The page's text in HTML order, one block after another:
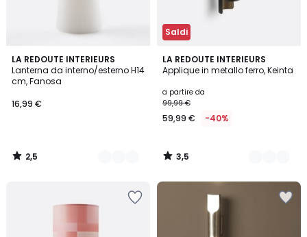
LA REDOUTE INTERIEURS
Lanterna da interno/esterno H14
cm, Fanosa
16,99 €
2,5
/ 5
3
Colori
2,5
/
Saldi
LA REDOUTE INTERIEURS
Applique in metallo ferro, Keinta
a partire da
99,99 €
59,99 € -40%
3,5
/ 5
2
Colori
3,5
/